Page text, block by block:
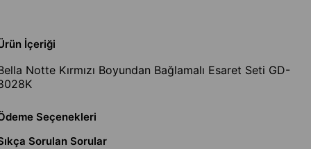
İçeriği
Notte Kırmızı Boyundan Bağlamalı Esaret Seti GD-
Seçenekleri
Sorulan Sorular